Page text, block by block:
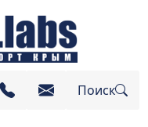
Поиск